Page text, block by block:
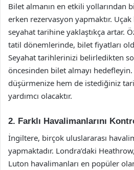
Bilet almanın en etkili yollarından
erken rezervasyon yapmaktır.
seyahat tarihine yaklaştıkça artar.
tatil dönemlerinde, bilet fiyatları
Seyahat tarihlerinizi belirledikten
öncesinden bilet almayı
düşürmenize hem de istediğiniz
yardımcı olacaktır.
2. Farklı Havalimanlarını
İngiltere, birçok uluslararası
yapmaktadır. Londra’daki
Luton havalimanları en popüler